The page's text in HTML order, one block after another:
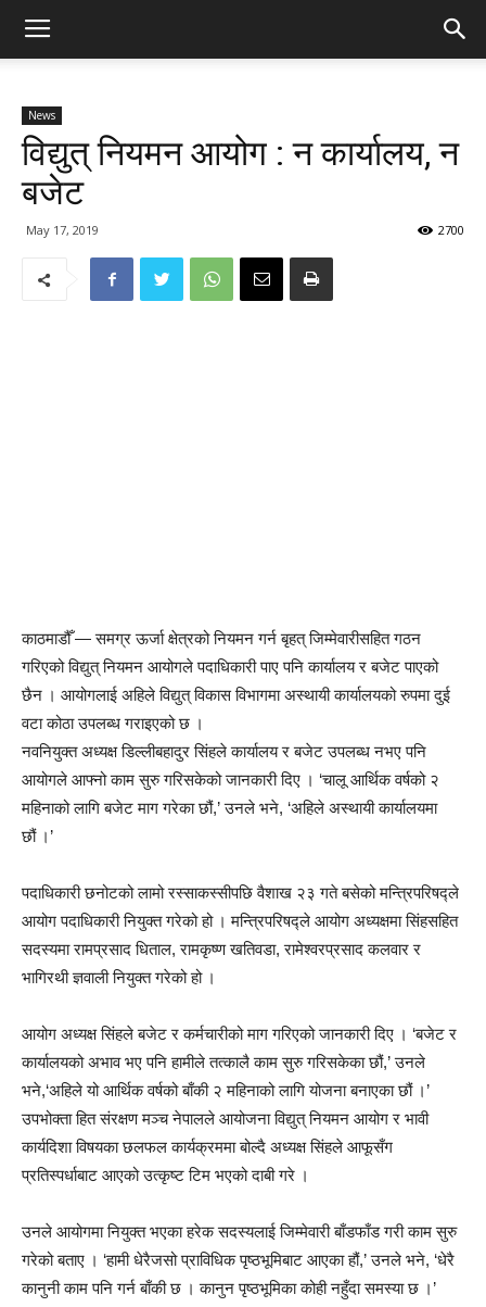
News
विद्युत् नियमन आयोग : न कार्यालय, न
बजेट
May 17, 2019 2700
काठमाडौँ — समग्र ऊर्जा क्षेत्रको नियमन गर्न बृहत् जिम्मेवारीसहित गठन
गरिएको विद्युत् नियमन आयोगले पदाधिकारी पाए पनि कार्यालय र बजेट पाएको
छैन । आयोगलाई अहिले विद्युत् विकास विभागमा अस्थायी कार्यालयको रुपमा दुई
वटा कोठा उपलब्ध गराइएको छ ।
नवनियुक्त अध्यक्ष डिल्लीबहादुर सिंहले कार्यालय र बजेट उपलब्ध नभए पनि
आयोगले आफ्नो काम सुरु गरिसकेको जानकारी दिए । ‘चालू आर्थिक वर्षको २
महिनाको लागि बजेट माग गरेका छौं,’ उनले भने, ‘अहिले अस्थायी कार्यालयमा
छौं ।’
पदाधिकारी छनोटको लामो रस्साकस्सीपछि वैशाख २३ गते बसेको मन्त्रिपरिषद्ले
आयोग पदाधिकारी नियुक्त गरेको हो । मन्त्रिपरिषद्ले आयोग अध्यक्षमा सिंहसहित
सदस्यमा रामप्रसाद धिताल, रामकृष्ण खतिवडा, रामेश्वरप्रसाद कलवार र
भागिरथी ज्ञवाली नियुक्त गरेको हो ।
आयोग अध्यक्ष सिंहले बजेट र कर्मचारीको माग गरिएको जानकारी दिए । ‘बजेट र
कार्यालयको अभाव भए पनि हामीले तत्कालै काम सुरु गरिसकेका छौं,’ उनले
भने,‘अहिले यो आर्थिक वर्षको बाँकी २ महिनाको लागि योजना बनाएका छौं ।’
उपभोक्ता हित संरक्षण मञ्च नेपालले आयोजना विद्युत् नियमन आयोग र भावी
कार्यदिशा विषयका छलफल कार्यक्रममा बोल्दै अध्यक्ष सिंहले आफूसँग
प्रतिस्पर्धाबाट आएको उत्कृष्ट टिम भएको दाबी गरे ।
उनले आयोगमा नियुक्त भएका हरेक सदस्यलाई जिम्मेवारी बाँडफाँड गरी काम सुरु
गरेको बताए । ‘हामी धेरैजसो प्राविधिक पृष्ठभूमिबाट आएका हौं,’ उनले भने, ‘धेरै
कानुनी काम पनि गर्न बाँकी छ । कानुन पृष्ठभूमिका कोही नहुँदा समस्या छ ।’